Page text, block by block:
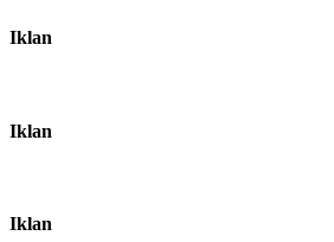
Iklan
Iklan
Iklan